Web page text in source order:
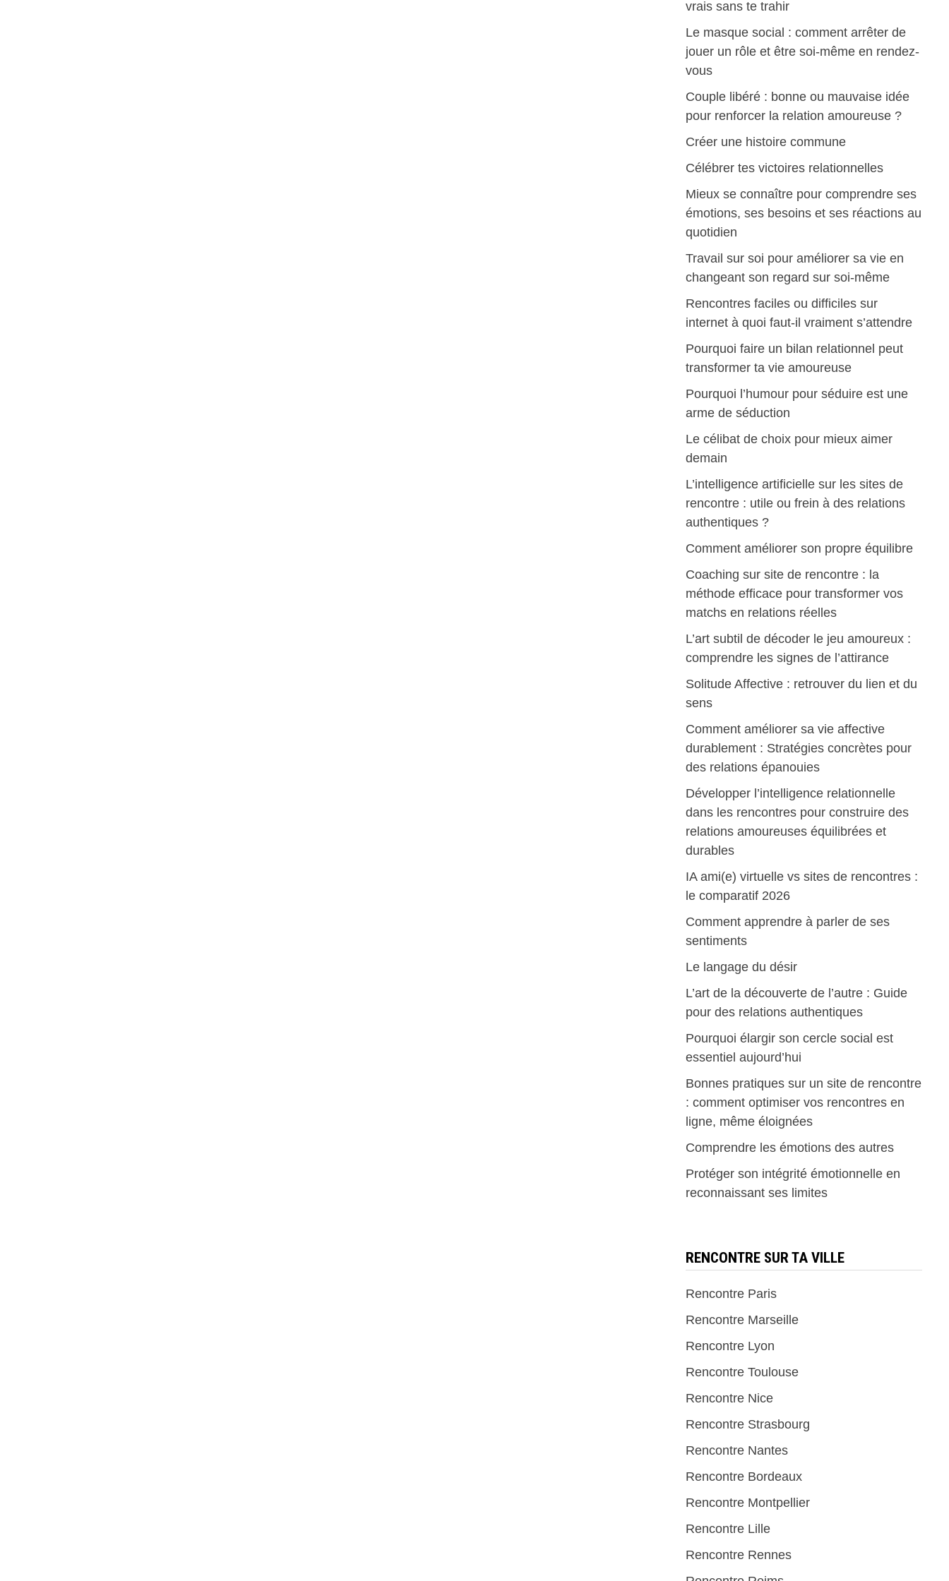
vrais sans te trahir
Le masque social : comment arrêter de
jouer un rôle et être soi-même en rendez-
vous
Couple libéré : bonne ou mauvaise idée
pour renforcer la relation amoureuse ?
Créer une histoire commune
Célébrer tes victoires relationnelles
Mieux se connaître pour comprendre ses
émotions, ses besoins et ses réactions au
quotidien
Travail sur soi pour améliorer sa vie en
changeant son regard sur soi-même
Rencontres faciles ou difficiles sur
internet à quoi faut-il vraiment s’attendre
Pourquoi faire un bilan relationnel peut
transformer ta vie amoureuse
Pourquoi l’humour pour séduire est une
arme de séduction
Le célibat de choix pour mieux aimer
demain
L’intelligence artificielle sur les sites de
rencontre : utile ou frein à des relations
authentiques ?
Comment améliorer son propre équilibre
Coaching sur site de rencontre : la
méthode efficace pour transformer vos
matchs en relations réelles
L’art subtil de décoder le jeu amoureux :
comprendre les signes de l’attirance
Solitude Affective : retrouver du lien et du
sens
Comment améliorer sa vie affective
durablement : Stratégies concrètes pour
des relations épanouies
Développer l’intelligence relationnelle
dans les rencontres pour construire des
relations amoureuses équilibrées et
durables
IA ami(e) virtuelle vs sites de rencontres :
le comparatif 2026
Comment apprendre à parler de ses
sentiments
Le langage du désir
L’art de la découverte de l’autre : Guide
pour des relations authentiques
Pourquoi élargir son cercle social est
essentiel aujourd’hui
Bonnes pratiques sur un site de rencontre
: comment optimiser vos rencontres en
ligne, même éloignées
Comprendre les émotions des autres
Protéger son intégrité émotionnelle en
reconnaissant ses limites
RENCONTRE SUR TA VILLE
Rencontre Paris
Rencontre Marseille
Rencontre Lyon
Rencontre Toulouse
Rencontre Nice
Rencontre Strasbourg
Rencontre Nantes
Rencontre Bordeaux
Rencontre Montpellier
Rencontre Lille
Rencontre Rennes